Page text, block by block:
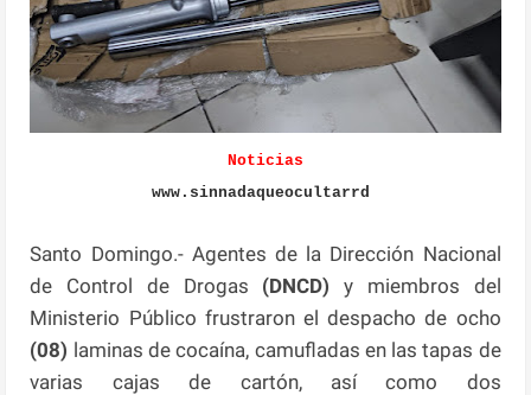
Noticias
www.sinnadaqueocultarrd
Santo Domingo.- Agentes de la Dirección Nacional
de Control de Drogas (DNCD) y miembros del
Ministerio Público frustraron el despacho de ocho
(08) laminas de cocaína, camufladas en las tapas de
varias cajas de cartón, así como dos